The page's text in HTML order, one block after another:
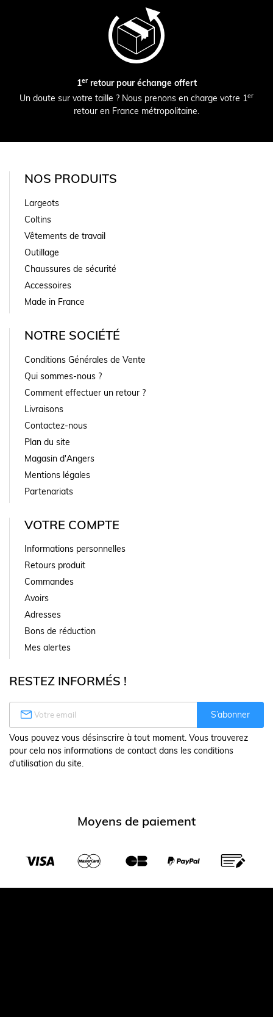
1erretour pour échange offert
Un doute sur votre taille ? Nous prenons en charge votre 1er
retour en France métropolitaine.
NOS PRODUITS
Largeots
Coltins
Vêtements de travail
Outillage
Chaussures de sécurité
Accessoires
Made in France
NOTRE SOCIÉTÉ
Conditions Générales de Vente
Qui sommes-nous ?
Comment effectuer un retour ?
Livraisons
Contactez-nous
Plan du site
Magasin d'Angers
Mentions légales
Partenariats
VOTRE COMPTE
Informations personnelles
Retours produit
Commandes
Avoirs
Adresses
Bons de réduction
Mes alertes
RESTEZ INFORMÉS !
 S’abonner
Vous pouvez vous désinscrire à tout moment. Vous trouverez
pour cela nos informations de contact dans les conditions
d'utilisation du site.
Moyens de paiement